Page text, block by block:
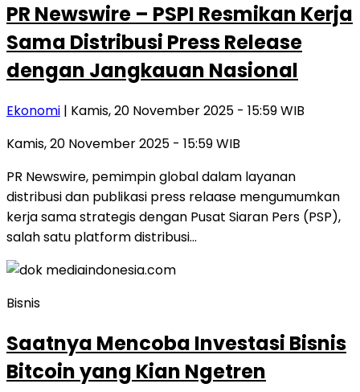
PR Newswire – PSPI Resmikan Kerja
Sama Distribusi Press Release
dengan Jangkauan Nasional
Ekonomi | Kamis, 20 November 2025 - 15:59 WIB
Kamis, 20 November 2025 - 15:59 WIB
PR Newswire, pemimpin global dalam layanan
distribusi dan publikasi press relaase mengumumkan
kerja sama strategis dengan Pusat Siaran Pers (PSP),
salah satu platform distribusi…
Bisnis
Saatnya Mencoba Investasi Bisnis
Bitcoin yang Kian Ngetren